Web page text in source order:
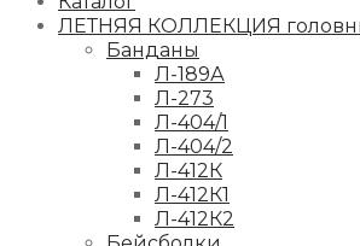
ЛЕТНЯЯ КОЛЛЕКЦИЯ
Банданы
Л-189А
Л-273
Л-404/1
Л-404/2
Л-412К
Л-412К1
Л-412К2